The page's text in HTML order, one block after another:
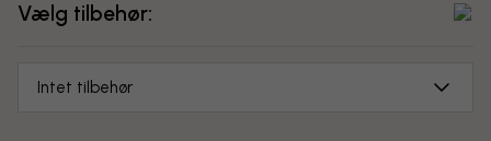
Vælg tilbehør:
Intet tilbehør